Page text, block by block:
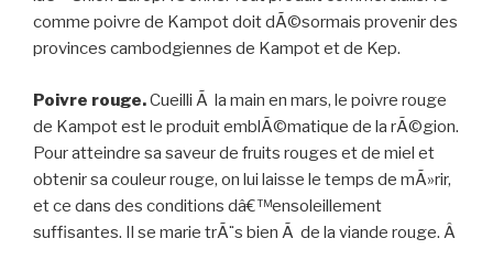
comme poivre de Kampot doit dÃ©sormais provenir des
provinces cambodgiennes de Kampot et de Kep.
Poivre rouge.Cueilli Ã la main en mars, le poivre rouge
de Kampot est le produit emblÃ©matique de la rÃ©gion.
Pour atteindre sa saveur de fruits rouges et de miel et
obtenir sa couleur rouge, on lui laisse le temps de mÃ»rir,
et ce dans des conditions dâ€™ensoleillement
suffisantes. Il se marie trÃ¨s bien Ã de la viande rouge. Â